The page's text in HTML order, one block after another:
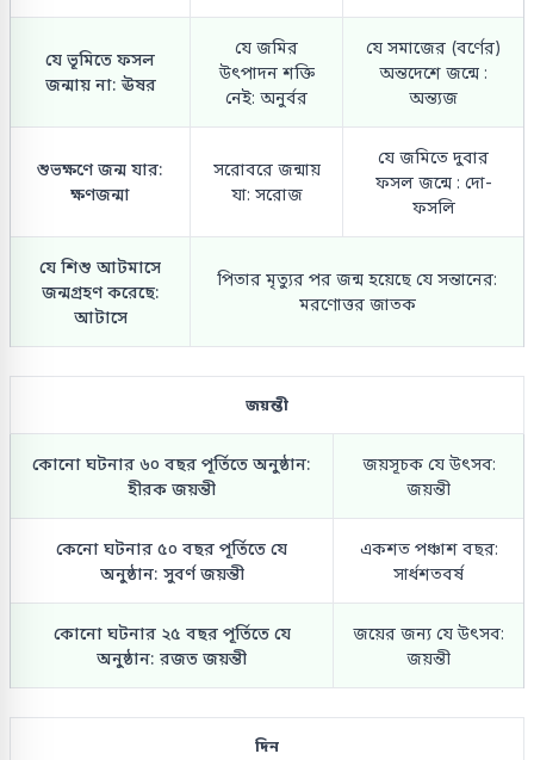
যে ভূমিতে ফসল
জন্মায় না: ঊষর
যে জমির
উৎপাদন শক্তি
নেই: অনুর্বর
যে সমাজের (বর্ণের)
অন্তদেশে জন্মে :
অন্ত্যজ
শুভক্ষণে জন্ম যার:
ক্ষণজন্মা
সরোবরে জন্মায়
যা: সরোজ
যে জমিতে দুবার
ফসল জন্মে : দো-
ফসলি
যে শিশু আটমাসে
জন্মগ্রহণ করেছে:
আটাসে
পিতার মৃত্যুর পর জন্ম হয়েছে যে সন্তানের:
মরণোত্তর জাতক
জয়ন্তী
কোনো ঘটনার ৬০ বছর পূর্তিতে অনুষ্ঠান:
হীরক জয়ন্তী
জয়সূচক যে উৎসব:
জয়ন্তী
কেনো ঘটনার ৫০ বছর পূর্তিতে যে
অনুষ্ঠান: সুবর্ণ জয়ন্তী
একশত পঞ্চাশ বছর:
সার্ধশতবর্ষ
কোনো ঘটনার ২৫ বছর পূর্তিতে যে
অনুষ্ঠান: রজত জয়ন্তী
জয়ের জন্য যে উৎসব:
জয়ন্তী
দিন